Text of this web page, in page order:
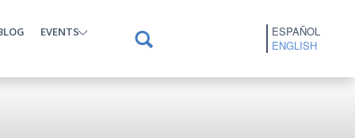
EVENTS
ESPAÑOL
ENGLISH